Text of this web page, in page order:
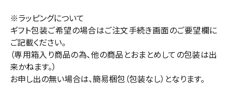
※ラッピングについて
ギフト包装ご希望の場合はご注文手続き画面のご要望欄に
ご記載ください。
（専用箱入り商品の為、他の商品とおまとめしての包装は出
来かねます。）
お申し出の無い場合は、簡易梱包（包装なし）となります。